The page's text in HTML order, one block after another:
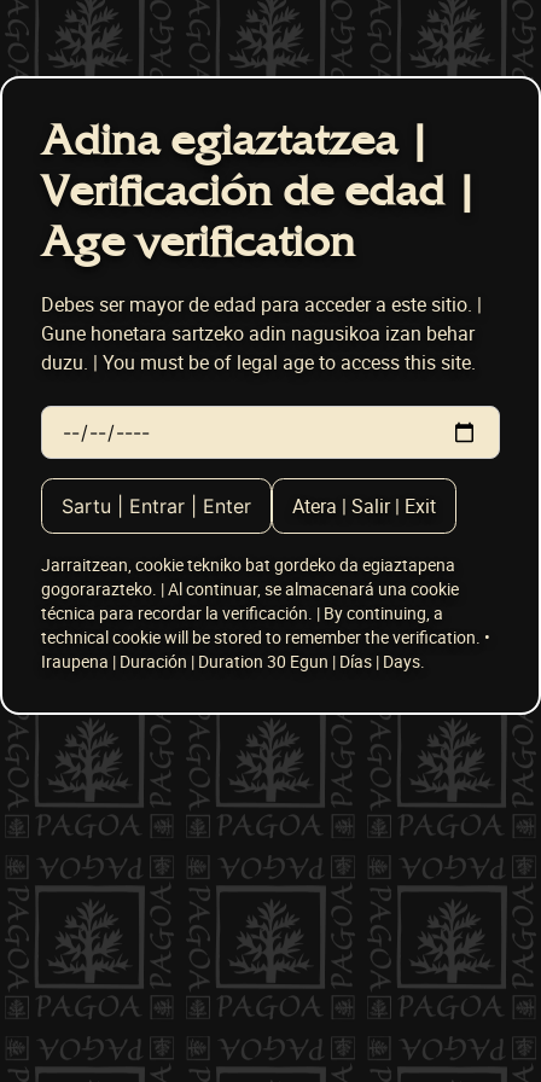
Adina egiaztatzea |
Verificación de edad |
Age verification
Debes ser mayor de edad para acceder a este sitio. |
Gune honetara sartzeko adin nagusikoa izan behar
duzu. | You must be of legal age to access this site.
Fecha de nacimiento
Sartu | Entrar | Enter Atera | Salir | Exit
Jarraitzean, cookie tekniko bat gordeko da egiaztapena
gogorarazteko. | Al continuar, se almacenará una cookie
técnica para recordar la verificación. | By continuing, a
technical cookie will be stored to remember the verification. •
Iraupena | Duración | Duration 30 Egun | Días | Days.